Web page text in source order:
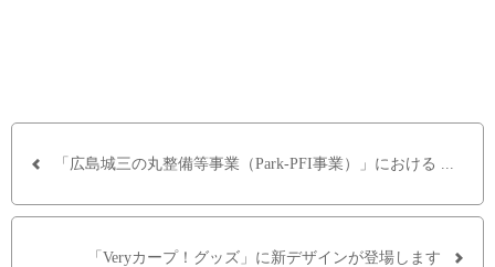
「広島城三の丸整備等事業（Park-PFI事業）」における ...
「Veryカープ！グッズ」に新デザインが登場します